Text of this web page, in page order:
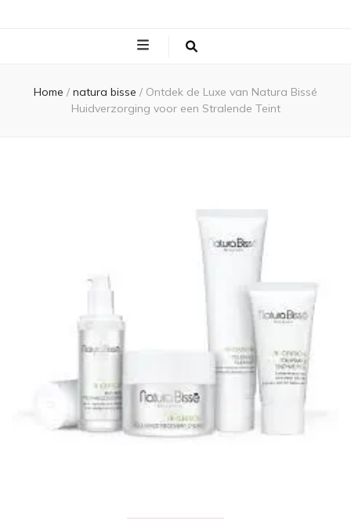
Home / natura bisse / Ontdek de Luxe van Natura Bissé
Huidverzorging voor een Stralende Teint